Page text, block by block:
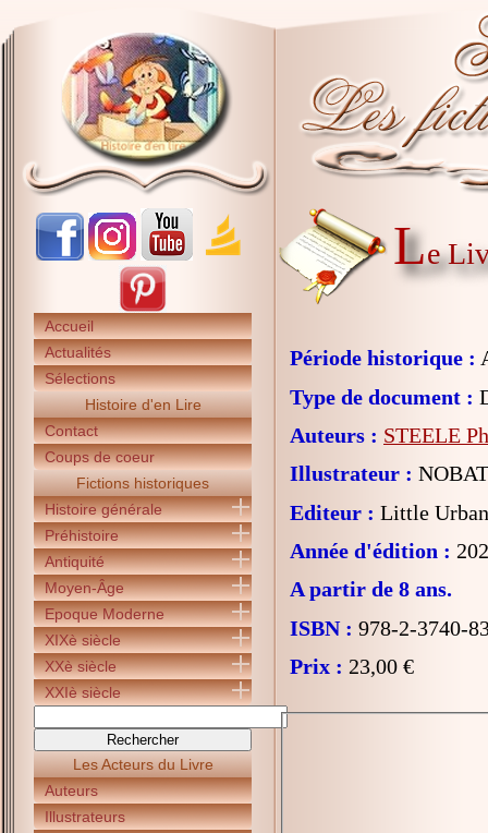
Accueil
Actualités
Sélections
Histoire d'en Lire
Contact
Coups de coeur
Fictions historiques
Histoire générale
Préhistoire
Antiquité
Moyen-Âge
Epoque Moderne
XIXè siècle
XXè siècle
XXIè siècle
Les Acteurs du Livre
Auteurs
Illustrateurs
Le
Période historique :
Type de document :
Auteurs : STEELE
Illustrateur :
Editeur : Little Urban
Année d'édition :
A partir de 8 ans.
ISBN : 978-2-3740-
Prix : 23,00 €